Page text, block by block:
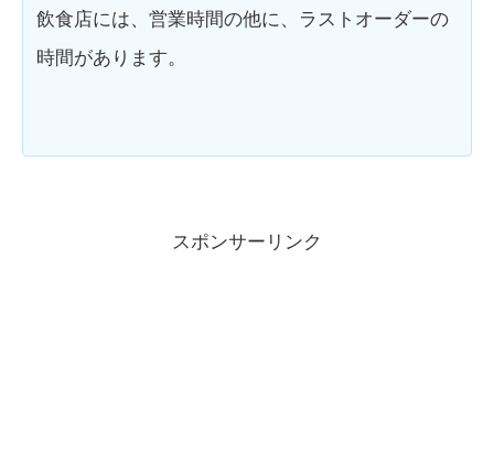
飲食店には、営業時間の他に、ラストオーダーの
時間があります。
スポンサーリンク